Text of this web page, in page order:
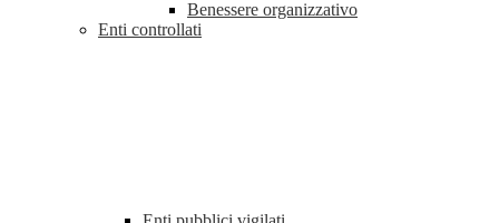
Benessere organizzativo
Enti controllati